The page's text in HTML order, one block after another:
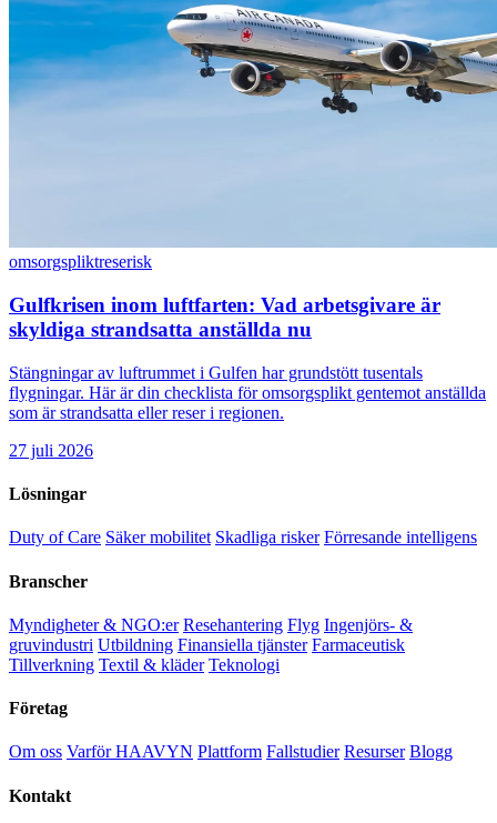
omsorgspliktreserisk
Gulfkrisen inom luftfarten: Vad arbetsgivare är
skyldiga strandsatta anställda nu
Stängningar av luftrummet i Gulfen har grundstött tusentals
flygningar. Här är din checklista för omsorgsplikt gentemot anställda
som är strandsatta eller reser i regionen.
27 juli 2026
Lösningar
Duty of Care Säker mobilitet Skadliga risker Förresande intelligens
Branscher
Myndigheter & NGO:er Resehantering Flyg Ingenjörs- &
gruvindustri Utbildning Finansiella tjänster Farmaceutisk
Tillverkning Textil & kläder Teknologi
Företag
Om oss Varför HAAVYN Plattform Fallstudier Resurser Blogg
Kontakt